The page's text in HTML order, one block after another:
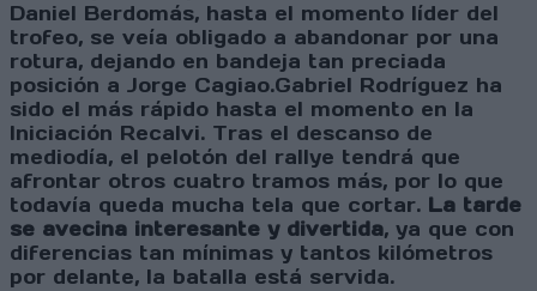
Daniel Berdomás, hasta el momento líder del
trofeo, se veía obligado a abandonar por una
rotura, dejando en bandeja tan preciada
posición a Jorge Cagiao.Gabriel Rodríguez ha
sido el más rápido hasta el momento en la
Iniciación Recalvi. Tras el descanso de
mediodía, el pelotón del rallye tendrá que
afrontar otros cuatro tramos más, por lo que
todavía queda mucha tela que cortar. La tarde
se avecina interesante y divertida, ya que con
diferencias tan mínimas y tantos kilómetros
por delante, la batalla está servida.